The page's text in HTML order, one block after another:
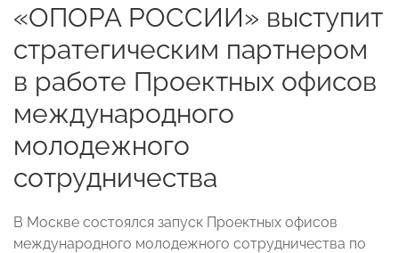
«ОПОРА РОССИИ» выступит
стратегическим партнером
в работе Проектных офисов
международного
молодежного
сотрудничества
В Москве состоялся запуск Проектных офисов
международного молодежного сотрудничества по